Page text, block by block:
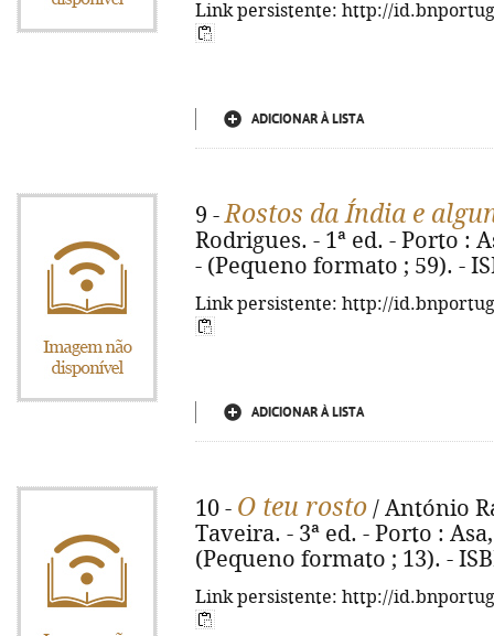
Link persistente: http://
ADICIONAR À LISTA
9 -Rostos da Índia e
Rodrigues. - 1ª ed. - Porto :
- (Pequeno formato ; 59). -
Link persistente: http://
ADICIONAR À LISTA
10 - O teu rosto / António
Taveira. - 3ª ed. - Porto :
(Pequeno formato ; 13). -
Link persistente: http://